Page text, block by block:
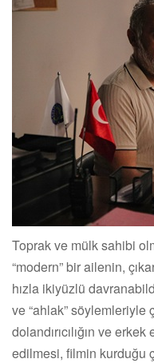
Toprak ve mülk sahibi
“modern” bir ailenin,
hızla ikiyüzlü
ve “ahlak” söylemleriyle
dolandırıcılığın ve
edilmesi, filmin kurduğu